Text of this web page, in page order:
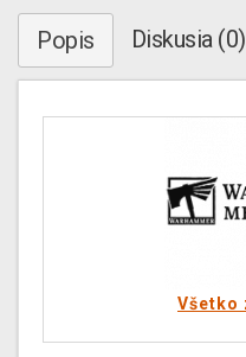
Popis Diskusia (0)
Všetko